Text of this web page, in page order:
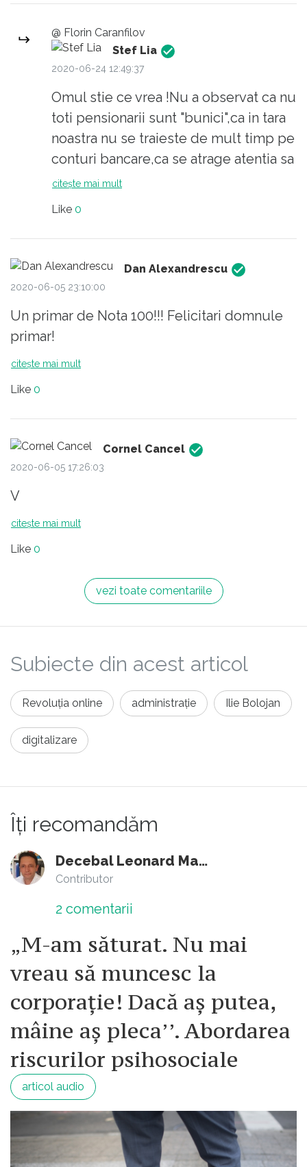
@ Florin Caranfilov
Stef Lia
2020-06-24 12:49:37
Omul stie ce vrea !Nu a observat ca nu
toti pensionarii sunt "bunici",ca in tara
noastra nu se traieste de mult timp pe
conturi bancare,ca se atrage atentia sa
nu te lasi urmarit de la banca de cei
excelenta,o baterie puternica
dispozitivele......fac tehnologia
accesibila pentru toata familia,fiind
citește mai mult
Like 0
Dan Alexandrescu
2020-06-05 23:10:00
Un primar de Nota 100!!! Felicitari domnule
primar!
citește mai mult
Like 0
Cornel Cancel
2020-06-05 17:26:03
V
citește mai mult
Like 0
vezi toate comentariile
Subiecte din acest articol
Revoluția online administrație Ilie Bolojan
digitalizare
Îți recomandăm
Decebal Leonard Marin
Contributor
2 comentarii
„M-am săturat. Nu mai
vreau să muncesc la
corporație! Dacă aș putea,
mâine aș pleca’’. Abordarea
riscurilor psihosociale
articol audio